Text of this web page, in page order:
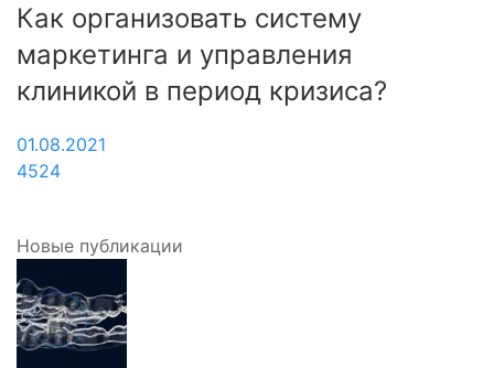
Как организовать систему
маркетинга и управления
клиникой в период кризиса?
01.08.2021
4524
Новые публикации